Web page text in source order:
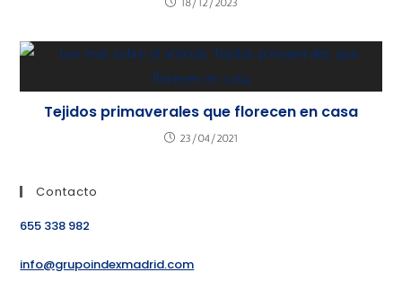
Tejidos primaverales que florecen en casa
23/04/2021
Contacto
655 338 982
info@grupoindexmadrid.com